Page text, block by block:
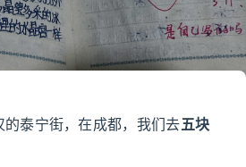
泰宁街，在成都，我们去五块